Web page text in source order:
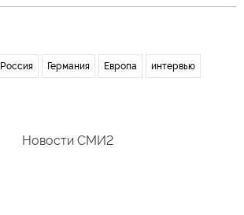
Россия Германия Европа интервью
Новости СМИ2